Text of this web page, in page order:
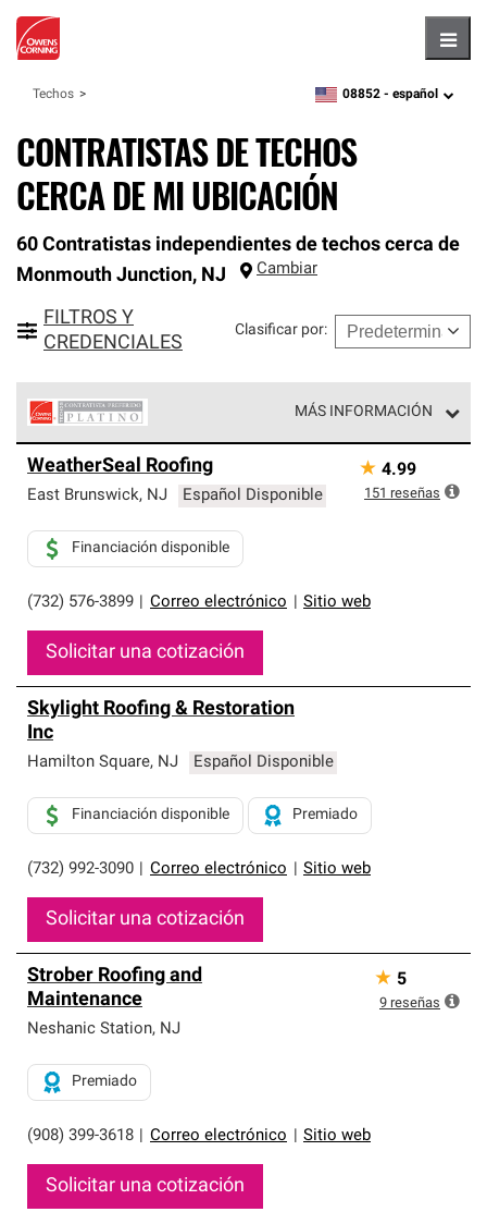
Techos zipcode,language
08852 - español
CONTRATISTAS DE TECHOS
CERCA DE MI UBICACIÓN
60 Contratistas independientes de techos cerca de
Monmouth Junction, NJ Cambiar
FILTROS Y
CREDENCIALES
Clasificar por:
MÁS INFORMACIÓN
Corning constituyen el nivel superior de nuestra red
exclusiva y cumplen con estándares estrictos de
Solo ellos pueden ofrecer nuestra mejor garantía de
sistemas de techos.
WeatherSeal Roofing
East Brunswick, NJ Español Disponible
(732) 576-3899 Correo electrónico Sitio web
Financiación disponible
Solicitar una cotización
★ 4.99
151 reseñas
Skylight Roofing & Restoration
Inc
Hamilton Square, NJ Español Disponible
(732) 992-3090 Correo electrónico Sitio web
Financiación disponible Premiado
Solicitar una cotización
Strober Roofing and
Maintenance
Neshanic Station, NJ
(908) 399-3618 Correo electrónico Sitio web
Premiado
Solicitar una cotización
★ 5
9 reseñas